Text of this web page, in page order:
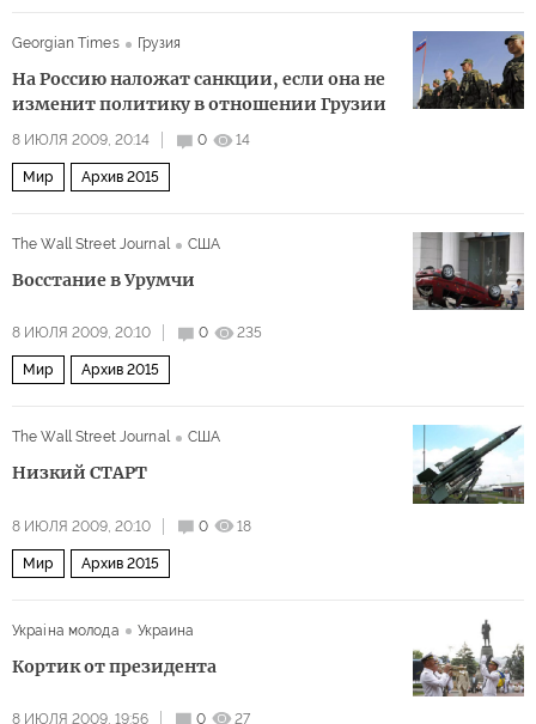
Georgian Times Грузия
На Россию наложат санкции, если она не
изменит политику в отношении Грузии
8 ИЮЛЯ 2009, 20:14 0 14
Мир Архив 2015
The Wall Street Journal США
Восстание в Урумчи
8 ИЮЛЯ 2009, 20:10 0 235
Мир Архив 2015
The Wall Street Journal США
Низкий СТАРТ
8 ИЮЛЯ 2009, 20:10 0 18
Мир Архив 2015
Украiна молода Украина
Кортик от президента
8 ИЮЛЯ 2009, 19:56 0 27